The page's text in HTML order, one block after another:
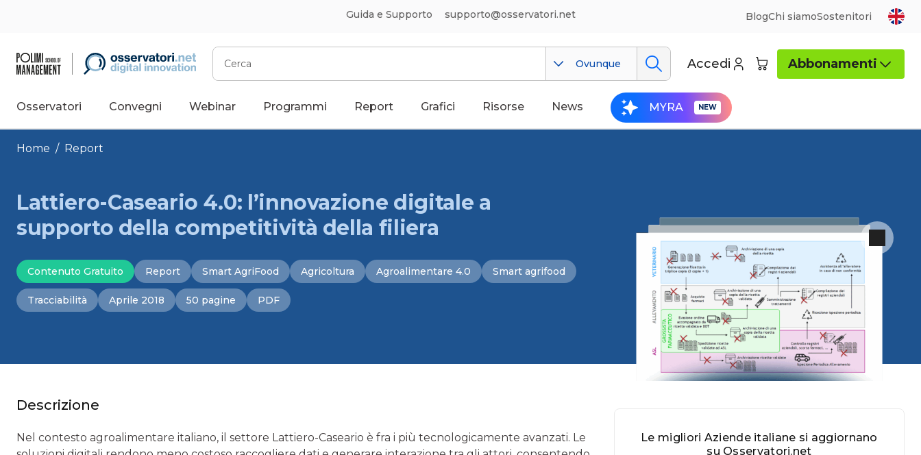
Guida e Supporto supporto@osservatori.net BlogChi siamoSostenitori
Cerca
Ovunque Accedi Abbonamenti
Osservatori Convegni Webinar Programmi Report Grafici Risorse News MYRA
Home / Report
Lattiero-Caseario 4.0: l’innovazione digitale a
supporto della competitività della filiera
Contenuto Gratuito Report Smart AgriFood Agricoltura Agroalimentare 4.0 Smart agrifood
Tracciabilità Aprile 2018 50 pagine PDF
Descrizione
Nel contesto agroalimentare italiano, il settore Lattiero-Caseario è fra i più tecnologicamente avanzati. Le
Le migliori Aziende italiane si aggiornano
su Osservatori.net